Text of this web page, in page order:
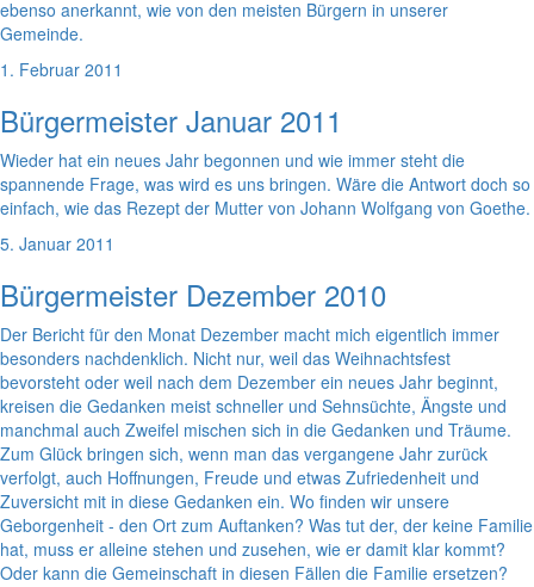
ebenso anerkannt, wie von den meisten Bürgern in unserer
Gemeinde.
1. Februar 2011
Bürgermeister Januar 2011
Wieder hat ein neues Jahr begonnen und wie immer steht die
spannende Frage, was wird es uns bringen. Wäre die Antwort doch so
einfach, wie das Rezept der Mutter von Johann Wolfgang von Goethe.
5. Januar 2011
Bürgermeister Dezember 2010
Der Bericht für den Monat Dezember macht mich eigentlich immer
besonders nachdenklich. Nicht nur, weil das Weihnachtsfest
bevorsteht oder weil nach dem Dezember ein neues Jahr beginnt,
kreisen die Gedanken meist schneller und Sehnsüchte, Ängste und
manchmal auch Zweifel mischen sich in die Gedanken und Träume.
Zum Glück bringen sich, wenn man das vergangene Jahr zurück
verfolgt, auch Hoffnungen, Freude und etwas Zufriedenheit und
Zuversicht mit in diese Gedanken ein. Wo finden wir unsere
Geborgenheit - den Ort zum Auftanken? Was tut der, der keine Familie
hat, muss er alleine stehen und zusehen, wie er damit klar kommt?
Oder kann die Gemeinschaft in diesen Fällen die Familie ersetzen?